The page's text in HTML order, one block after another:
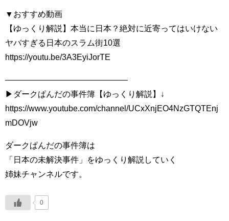
▼おすすめ動画
【ゆっくり解説】本当に日本？絶対に近寄ってはいけない
ヤバすぎる日本のスラム街10選
https://youtu.be/3A3EyiJorTE
———————————————
▶︎ダークぱんだの事件簿【ゆっくり解説】↓
https://www.youtube.com/channel/UCxXnjEO4NzGTQTEnj
mDOVjw
ダークぱんだの事件簿は
「日本の未解決事件」をゆっくり解説していく
姉妹チャンネルです。
0